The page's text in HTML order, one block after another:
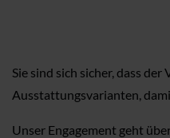
Sie sind sich sicher, dass
Ausstattungsvarianten,
Unser Engagement geht